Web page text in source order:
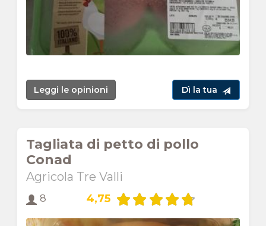
Leggi le opinioni Dì la tua
Tagliata di petto di pollo
Conad
Agricola Tre Valli
8 4,75